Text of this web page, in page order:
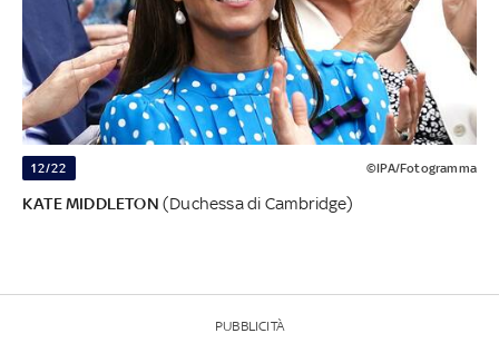
12/22 ©IPA/Fotogramma
KATE MIDDLETON (Duchessa di Cambridge)
PUBBLICITÀ